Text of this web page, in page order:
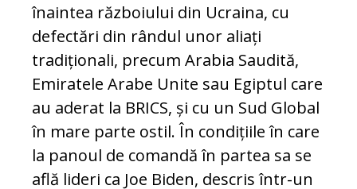
înaintea războiului din Ucraina, cu
defectări din rândul unor aliați
tradiționali, precum Arabia Saudită,
Emiratele Arabe Unite sau Egiptul care
au aderat la BRICS, și cu un Sud Global
în mare parte ostil. În condițiile în care
la panoul de comandă în partea sa se
află lideri ca Joe Biden, descris într-un